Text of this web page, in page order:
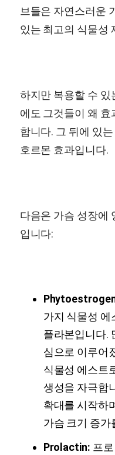
브들은 자연스러운
있는 최고의 식물성
하지만 복용할 수 있
에도 그것들이 왜 효
합니다. 그 뒤에 있
호르몬 효과입니다.
다음은 가슴 성장에
입니다:
가지 식물성
플라본입니다.
심으로 이루어
식물성 에스트
생성을 자극합
확대를 시작하
가슴 크기 증가
Prolactin: 프